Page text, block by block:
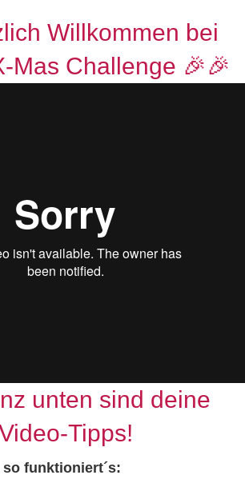
Willkommen bei
Mas Challenge 🎉🎉
unten sind deine
Tipps!
funktioniert´s: